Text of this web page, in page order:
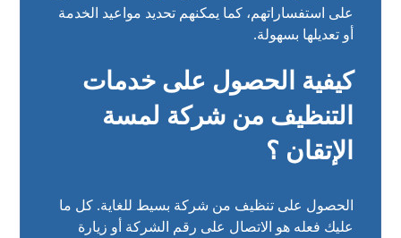
على استفساراتهم، كما يمكنهم تحديد مواعيد الخدمة
أو تعديلها بسهولة.
كيفية الحصول على خدمات
التنظيف من شركة لمسة
الإتقان ؟
الحصول على تنظيف من شركة بسيط للغاية. كل ما
عليك فعله هو الاتصال على رقم الشركة أو زيارة